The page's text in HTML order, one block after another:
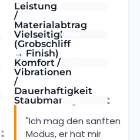
Leistung
/
Materialabtrag
Vielseitigkeit
(Grobschliff
→ Finish)
Komfort /
Vibrationen
/
Dauerhaftigkeit
Staubmanagement
"Ich mag den sanften
Modus, er hat mir